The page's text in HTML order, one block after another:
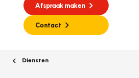
Afspraak maken
Contact
Diensten